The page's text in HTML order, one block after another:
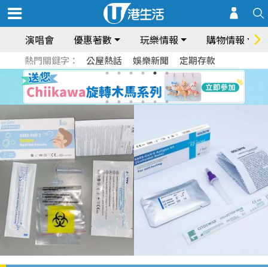
演唱會 優惠著數 玩樂情報 購物情報
熱門關鍵字： 公屋熱話 娛樂新聞 定期存款